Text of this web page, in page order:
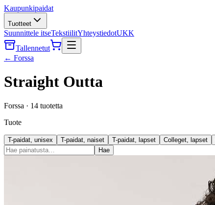
Kaupunkipaidat
Tuotteet
Suunnittele itseTekstiilitYhteystiedotUKK
Tallennetut
← Forssa
Straight Outta
Forssa · 14 tuotetta
Tuote
T-paidat, unisex T-paidat, naiset T-paidat, lapset Colleget, lapset
Hae